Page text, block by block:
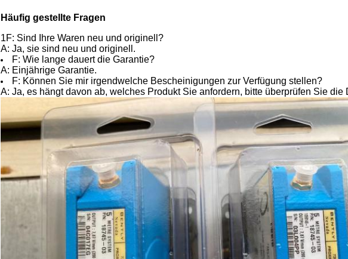
Häufig gestellte Fragen
1F: Sind Ihre Waren neu und originell?
A: Ja, sie sind neu und originell.
F: Wie lange dauert die Garantie?
A: Einjährige Garantie.
F: Können Sie mir irgendwelche Bescheinigungen zur Verfügung stellen?
A: Ja, es hängt davon ab, welches Produkt Sie anfordern, bitte überprüfen Sie die